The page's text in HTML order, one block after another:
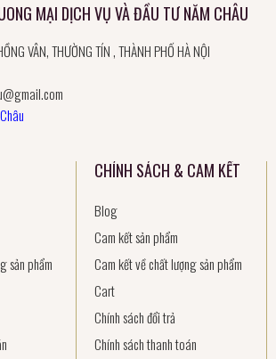
MẠI DỊCH VỤ VÀ ĐẦU TƯ NĂM CHÂU
VÂN, THƯỜNG TÍN , THÀNH PHỐ HÀ NỘI
sản phẩm
CHÍNH SÁCH & CAM KẾT
Blog
Cam kết sản phẩm
Cam kết về chất lượng sản phẩm
Cart
Chính sách đổi trả
Chính sách thanh toán